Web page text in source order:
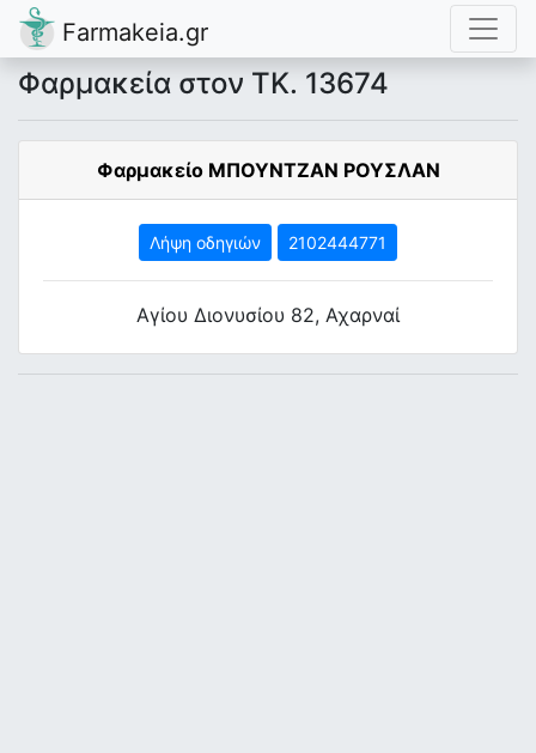
Farmakeia.gr
Φαρμακεία στον ΤΚ. 13674
Φαρμακείο ΜΠΟΥΝΤΖΑΝ ΡΟΥΣΛΑΝ
Λήψη οδηγιών 2102444771
Αγίου Διονυσίου 82, Αχαρναί